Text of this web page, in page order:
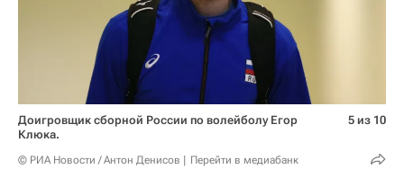
Доигровщик сборной России по волейболу Егор
Клюка.
© РИА Новости / Антон Денисов Перейти в медиабанк
5 из 10